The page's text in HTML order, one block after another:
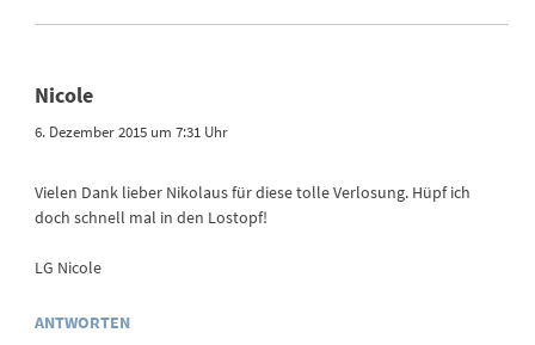
Nicole
6. Dezember 2015 um 7:31 Uhr
Vielen Dank lieber Nikolaus für diese tolle Verlosung. Hüpf ich
doch schnell mal in den Lostopf!
LG Nicole
ANTWORTEN